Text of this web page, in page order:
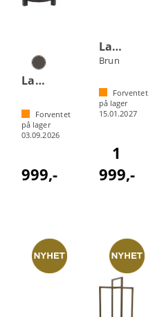
Lama Minho lyslykt
Forventet
på lager
03.09.2026
999,-
Lama Ovar vase
Brun
Forventet
på lager
15.01.2027
1
999,-